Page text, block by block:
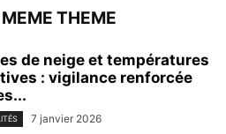
MEME THEME
de neige et températures
: vigilance renforcée
7 janvier 2026